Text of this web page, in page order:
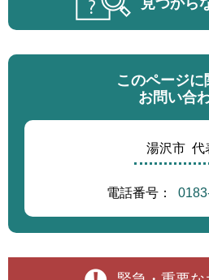
見つから
このページに
お問い合
湯沢市 代
電話番号：